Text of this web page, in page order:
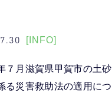
[INFO]
７月滋賀県甲賀市の土砂
る災害救助法の適用につ